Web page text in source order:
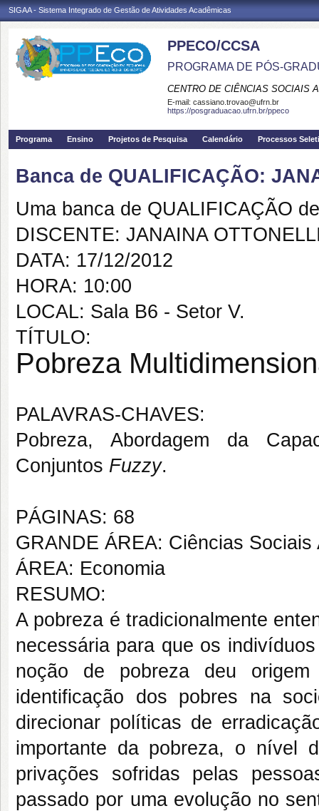
SIGAA - Sistema Integrado de Gestão de Atividades Acadêmicas
PPECO/CCSA
PROGRAMA DE PÓS-
CENTRO DE CIÊNCIAS SOCIAIS
E-mail: cassiano.trovao@ufrn.br
https://posgraduacao.ufrn.br/ppeco
Programa Ensino Projetos de Pesquisa Calendário Processos
Banca de QUALIFICAÇÃO:
Uma banca de QUALIFICAÇÃO
DISCENTE: JANAINA
DATA: 17/12/2012
HORA: 10:00
LOCAL: Sala B6 - Setor V.
TÍTULO:
Pobreza
PALAVRAS-CHAVES:
Pobreza, Abordagem da
Conjuntos Fuzzy.
PÁGINAS: 68
GRANDE ÁREA: Ciências Sociais
ÁREA: Economia
RESUMO:
A pobreza é tradicionalmente
necessária para que os
noção de pobreza deu
identificação dos pobres na
direcionar políticas de
importante da pobreza, o nível
privações sofridas pelas
passado por uma evolução no